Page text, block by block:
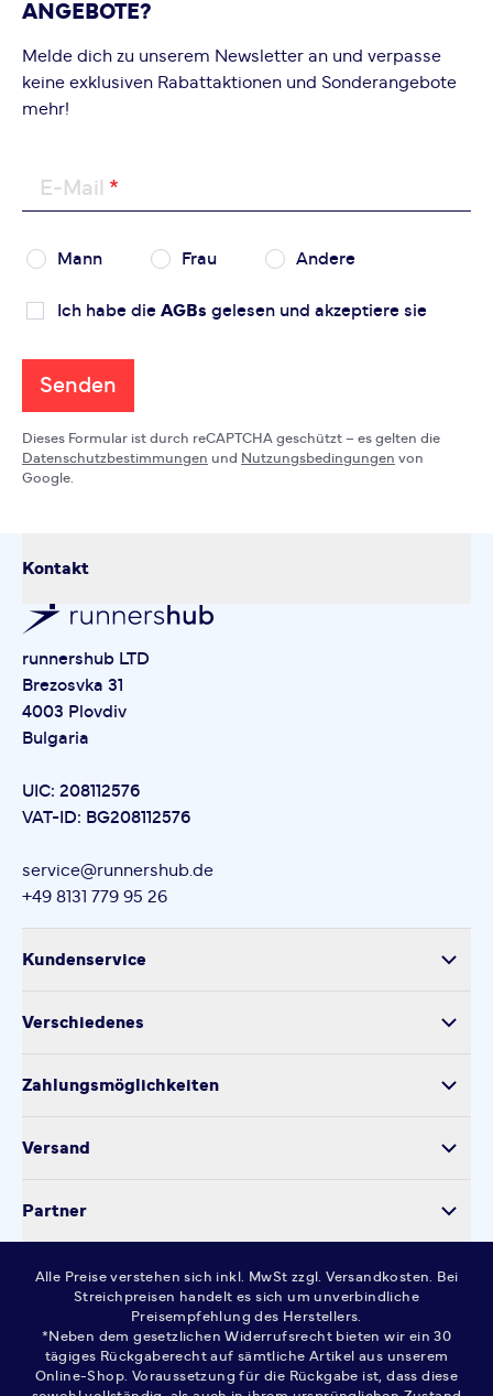
ANGEBOTE?
Melde dich zu unserem Newsletter an und verpasse
keine exklusiven Rabattaktionen und Sonderangebote
mehr!
E-Mail
Mann Frau Andere
Ich habe die AGBs gelesen und akzeptiere sie
Senden
Dieses Formular ist durch reCAPTCHA geschützt – es gelten die
Datenschutzbestimmungen und Nutzungsbedingungen von
Google.
Kontakt
runnershub LTD
Brezosvka 31
4003 Plovdiv
Bulgaria
UIC: 208112576
VAT-ID: BG208112576
service@runnershub.de
+49 8131 779 95 26
Kundenservice
Produktsicherheit
Kontakt
Verschiedenes
Datenschutz
Widerrufsrecht
AGB
FAQ
Zahlungsmöglichkeiten
Versand
Partner
Alle Preise verstehen sich inkl. MwSt zzgl. Versandkosten. Bei
Streichpreisen handelt es sich um unverbindliche
Preisempfehlung des Herstellers.
*Neben dem gesetzlichen Widerrufsrecht bieten wir ein 30
tägiges Rückgaberecht auf sämtliche Artikel aus unserem
Online-Shop. Voraussetzung für die Rückgabe ist, dass diese